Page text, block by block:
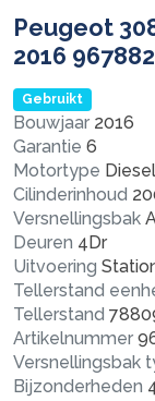
Peugeot
2016
Gebruikt
Bouwjaar 2016
Garantie 6
Motortype
Cilinderinhoud
Versnellingsbak
Deuren 4Dr
Uitvoering
Tellerstand
Tellerstand
Artikelnummer
Versnellingsbak
Bijzonderheden